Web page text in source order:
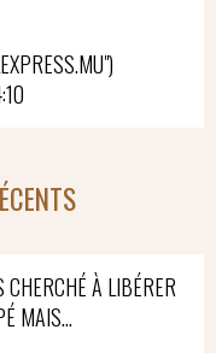
CHERCHÉ À LIBÉRER
MAIS...